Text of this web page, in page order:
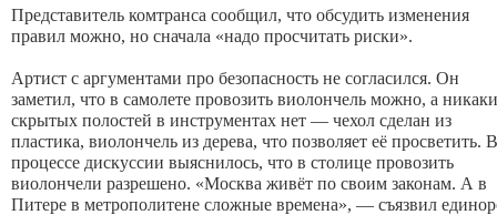
Представитель комтранса сообщил, что обсудить изменения
правил можно, но сначала «надо просчитать риски».
Артист с аргументами про безопасность не согласился. Он
заметил, что в самолете провозить виолончель можно, а
скрытых полостей в инструментах нет — чехол сделан из
пластика, виолончель из дерева, что позволяет её просветить. В
процессе дискуссии выяснилось, что в столице провозить
виолончели разрешено. «Москва живёт по своим законам. А в
Питере в метрополитене сложные времена», — съязвил